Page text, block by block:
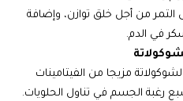
من أجل خلق توازن، وإضافة
في الدم.
مزيجا من الفيتامينات
رغبة الجسم في تناول الحلويات.